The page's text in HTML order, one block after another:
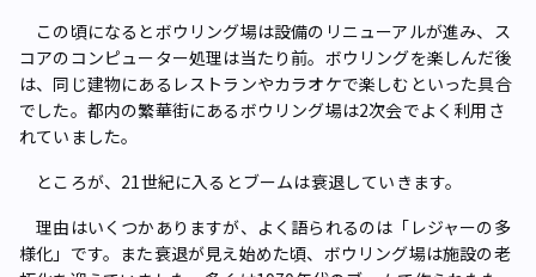
この頃になるとボウリング場は設備のリニューアルが進み、ス
コアのコンピューター処理は当たり前。ボウリングを楽しんだ後
は、同じ建物にあるレストランやカラオケで楽しむといった具合
でした。都内の繁華街にあるボウリング場は2次会でよく利用さ
れていました。
ところが、21世紀に入るとブームは衰退していきます。
理由はいくつかありますが、よく語られるのは「レジャーの多
様化」です。また衰退が見え始めた頃、ボウリング場は施設の老